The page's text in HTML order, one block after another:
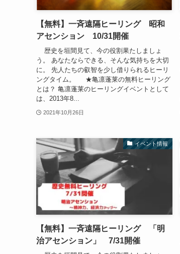
【無料】一斉遠隔ヒーリング 昭和
アセンション 10/31開催
歴史を垣間見て、今の役割果たしましょ
う。 あなたならできる、そんな気持ちを大切
に。 先人たちの叡智を少し借りられるヒーリ
ングタイム。 ★亀凛蓬莱の無料ヒーリング
とは？ 亀凛蓬莱のヒーリングイベントとして
は、2013年8...
2021年10月26日
イベント情報
【無料】一斉遠隔ヒーリング 「明
治アセンション」 7/31開催